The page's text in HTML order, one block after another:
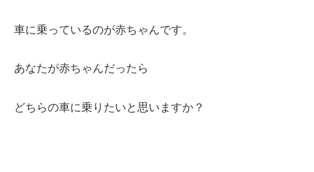
車に乗っているのが赤ちゃんです。
あなたが赤ちゃんだったら
どちらの車に乗りたいと思いますか？